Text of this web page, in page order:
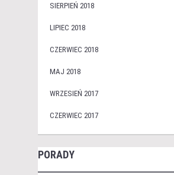
SIERPIEŃ 2018
LIPIEC 2018
CZERWIEC 2018
MAJ 2018
WRZESIEŃ 2017
CZERWIEC 2017
PORADY